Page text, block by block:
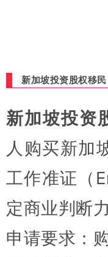
新加坡投资股权移民
新加坡投资
人购买新加
工作准证（
定商业判断
申请要求：